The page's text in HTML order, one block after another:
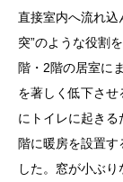
直接室内へ流れ込
突”のような役割
階・2階の居室に
を著しく低下さ
にトイレに起き
階に暖房を設置す
した。窓が小ぶ